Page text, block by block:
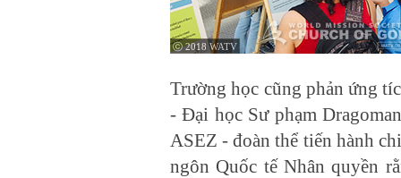
ⓒ 2018 WATV
Trường học cũng phản ứng
- Đại học Sư phạm
ASEZ - đoàn thể tiến hành
ngôn Quốc tế Nhân quyền